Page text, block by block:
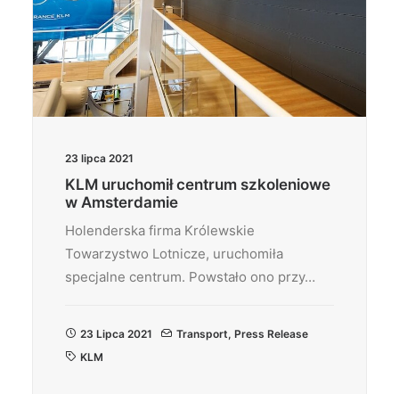
23 lipca 2021
KLM uruchomił centrum szkoleniowe
w Amsterdamie
Holenderska firma Królewskie
Towarzystwo Lotnicze, uruchomiła
specjalne centrum. Powstało ono przy…
23 Lipca 2021 Transport, Press Release
KLM